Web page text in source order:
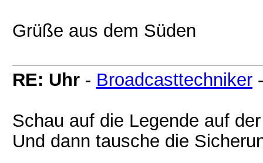
Grüße aus dem Süden
RE: Uhr - Broadcasttechniker
Schau auf die Legende auf
Und dann tausche die